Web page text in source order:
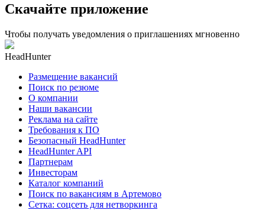
Скачайте приложение
Чтобы получать уведомления о приглашениях мгновенно
HeadHunter
Размещение вакансий
Поиск по резюме
О компании
Наши вакансии
Реклама на сайте
Требования к ПО
Безопасный HeadHunter
HeadHunter API
Партнерам
Инвесторам
Каталог компаний
Поиск по вакансиям в Артемово
Сетка: соцсеть для нетворкинга